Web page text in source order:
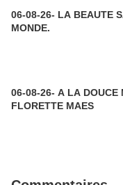
06-08-26- LA BEAUTE
MONDE.
06-08-26- A LA DOUCE
FLORETTE MAES